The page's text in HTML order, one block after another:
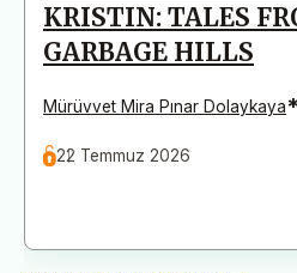
KRISTIN: TALES
GARBAGE HILLS
Mürüvvet Mira Pınar Dolaykaya*
22 Temmuz 2026